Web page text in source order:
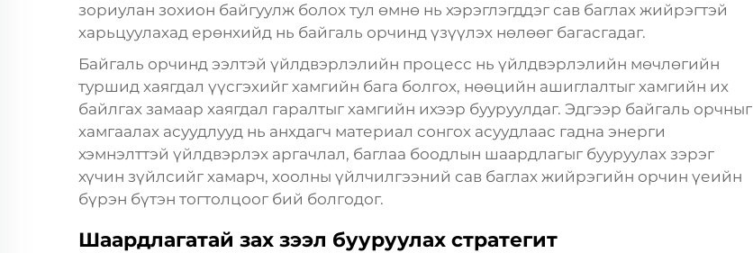
зориулан зохион байгуулж болох тул өмнө нь хэрэглэгддэг сав баглах жийрэгтэй
харьцуулахад ерөнхийд нь байгаль орчинд үзүүлэх нөлөөг багасгадаг.
Байгаль орчинд ээлтэй үйлдвэрлэлийн процесс нь үйлдвэрлэлийн мөчлөгийн
туршид хаягдал үүсгэхийг хамгийн бага болгох, нөөцийн ашиглалтыг хамгийн их
байлгах замаар хаягдал гаралтыг хамгийн ихээр бууруулдаг. Эдгээр байгаль орчныг
хамгаалах асуудлууд нь анхдагч материал сонгох асуудлаас гадна энерги
хэмнэлттэй үйлдвэрлэх аргачлал, баглаа боодлын шаардлагыг бууруулах зэрэг
хүчин зүйлсийг хамарч, хоолны үйлчилгээний сав баглах жийрэгийн орчин үеийн
бүрэн бүтэн тогтолцоог бий болгодог.
Шаардлагатай зах зээл бууруулах стратегит